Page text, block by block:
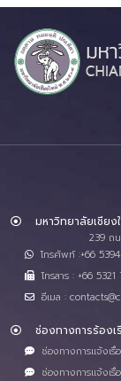
มหาวิทยาลัยเชียง
239 ถ
โทรศัพท์ :+66
โทรสาร : +66 5321
อีเมล :
ช่องทางการร้องเ
ช่องทางการแจ้งเ
ช่องทางการแจ้งเ